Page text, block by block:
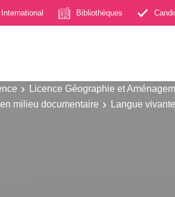
International Bibliothèques
Licence Géographie et
milieu documentaire
Langue